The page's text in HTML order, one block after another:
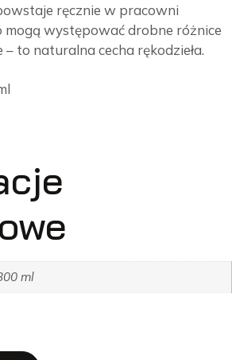
ręcznie w pracowni
mogą występować drobne różnice
to naturalna cecha rękodzieła.
ml